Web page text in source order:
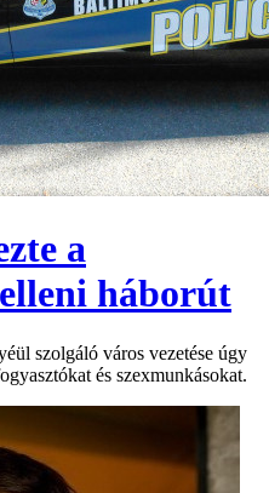
a
háborút
szolgáló város vezetése úgy
és szexmunkásokat.